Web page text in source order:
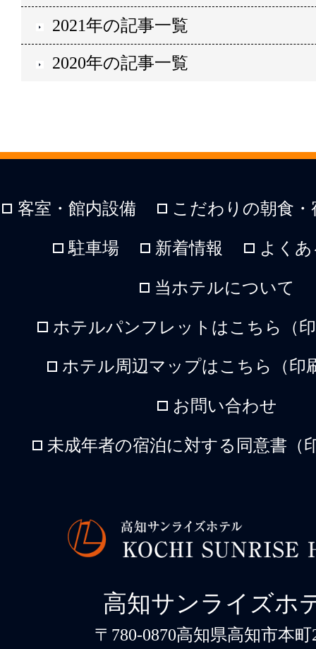
2021年の記事一覧
2020年の記事一覧
客室・館内設備 こだわりの朝食
駐車場 新着情報 よく
当ホテルについて
ホテルパンフレットはこちら（
ホテル周辺マップはこちら（印
お問い合わせ
未成年者の宿泊に対する同意書（
高知サンライズホ
〒780-0870高知県高知市本町